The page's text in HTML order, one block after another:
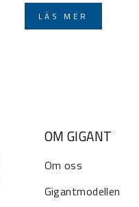
LÄS MER
OM GIGANT
Om oss
Gigantmodellen